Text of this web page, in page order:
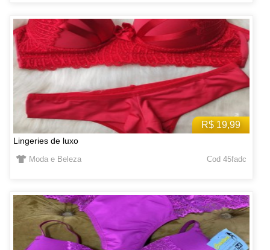
R$ 19,99
Lingeries de luxo
Moda e Beleza Cod 45fadc